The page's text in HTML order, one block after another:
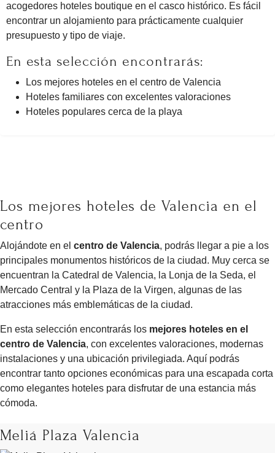
acogedores hoteles boutique en el casco histórico. Es fácil
encontrar un alojamiento para prácticamente cualquier
presupuesto y tipo de viaje.
En esta selección encontrarás:
Los mejores hoteles en el centro de Valencia
Hoteles familiares con excelentes valoraciones
Hoteles populares cerca de la playa
Los mejores hoteles de Valencia en el
centro
Alojándote en el centro de Valencia, podrás llegar a pie a los
principales monumentos históricos de la ciudad. Muy cerca se
encuentran la Catedral de Valencia, la Lonja de la Seda, el
Mercado Central y la Plaza de la Virgen, algunas de las
atracciones más emblemáticas de la ciudad.
En esta selección encontrarás los mejores hoteles en el
centro de Valencia, con excelentes valoraciones, modernas
instalaciones y una ubicación privilegiada. Aquí podrás
encontrar tanto opciones económicas para una escapada corta
como elegantes hoteles para disfrutar de una estancia más
cómoda.
Meliá Plaza Valencia